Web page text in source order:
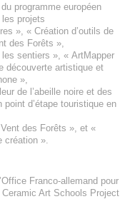
programme européen
les projets
», « Création d’outils de
des Forêts »,
les sentiers », « ArtMapper
découverte artistique et
»,
de l’abeille noire et des
point d’étape touristique en
des Forêts », et «
création».
Franco-allemand pour
Art Schools Project